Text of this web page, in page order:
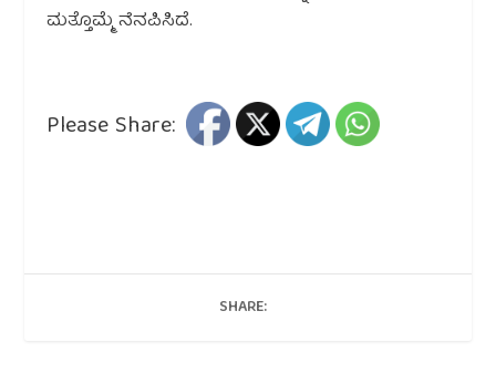
ಮತ್ತೊಮ್ಮೆ ನೆನಪಿಸಿದೆ.
Please Share:
SHARE: